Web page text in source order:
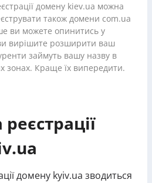
домену kiev.ua можна
також домени com.ua
ви можете опинитись у
ви вирішите розширити ваш
займуть вашу назву в
зонах. Краще їх випередити.
домену kyiv.ua зводиться